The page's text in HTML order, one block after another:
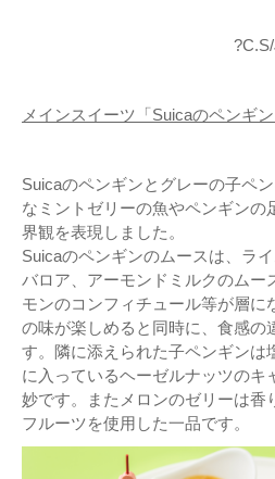
?C.S/JR東
メインスイーツ「Suicaのペンギン
Suicaのペンギンとグレーの子ペ
なミントゼリーの魚やペンギンの
界観を表現しました。
Suicaのペンギンのムースは、ラ
バロア、アーモンドミルクのムー
モンのコンフィチュール等が層に
の味が楽しめると同時に、食感の
す。隣に添えられた子ペンギンは
に入っているヘーゼルナッツのキ
妙です。またメロンのゼリーは香
フルーツを使用した一品です。